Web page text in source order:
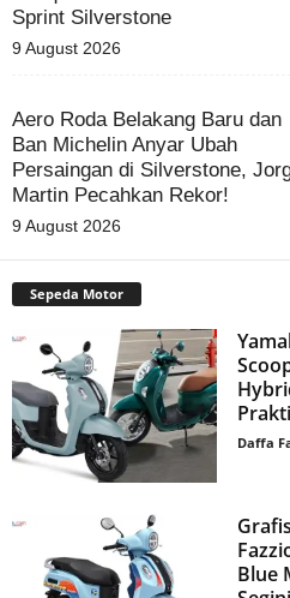
Sprint Silverstone
9 August 2026
Aero Roda Belakang Baru dan
Ban Michelin Anyar Ubah
Persaingan di Silverstone,
Martin Pecahkan Rekor!
9 August 2026
Sepeda Motor
Daffa
Blue